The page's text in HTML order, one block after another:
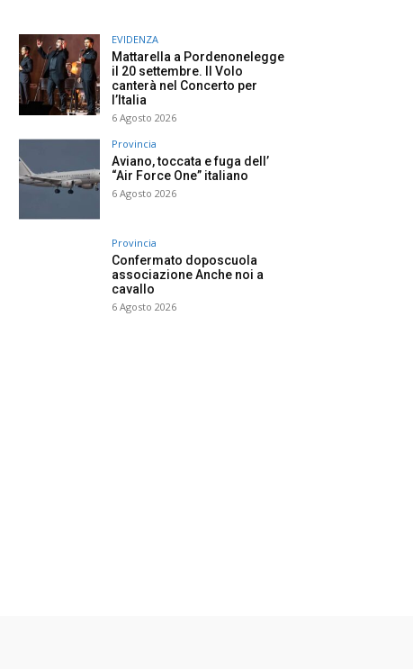
EVIDENZA
Mattarella a Pordenonelegge
il 20 settembre. Il Volo
canterà nel Concerto per
l’Italia
6 Agosto 2026
Provincia
Aviano, toccata e fuga dell’
“Air Force One” italiano
6 Agosto 2026
Provincia
Confermato doposcuola
associazione Anche noi a
cavallo
6 Agosto 2026